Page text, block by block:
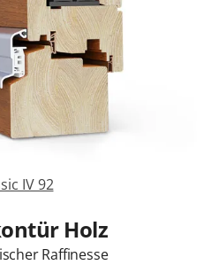
IV 92
Holz
Raffinesse